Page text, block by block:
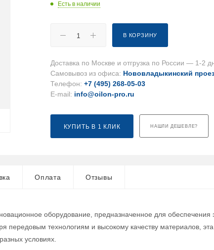
Есть в наличии
В КОРЗИНУ
Доставка по Москве и отгрузка по России — 1-2
Самовывоз из офиса: Нововладыкинский
Телефон:+7 (495) 268-05-03
E-mail: info@oilon-pro.ru
КУПИТЬ В 1 КЛИК НАШЛИ ДЕШЕВЛЕ?
Оплата Отзывы
оборудование, предназначенное для
передовым технологиям и высокому качеству материалов,
условиях.